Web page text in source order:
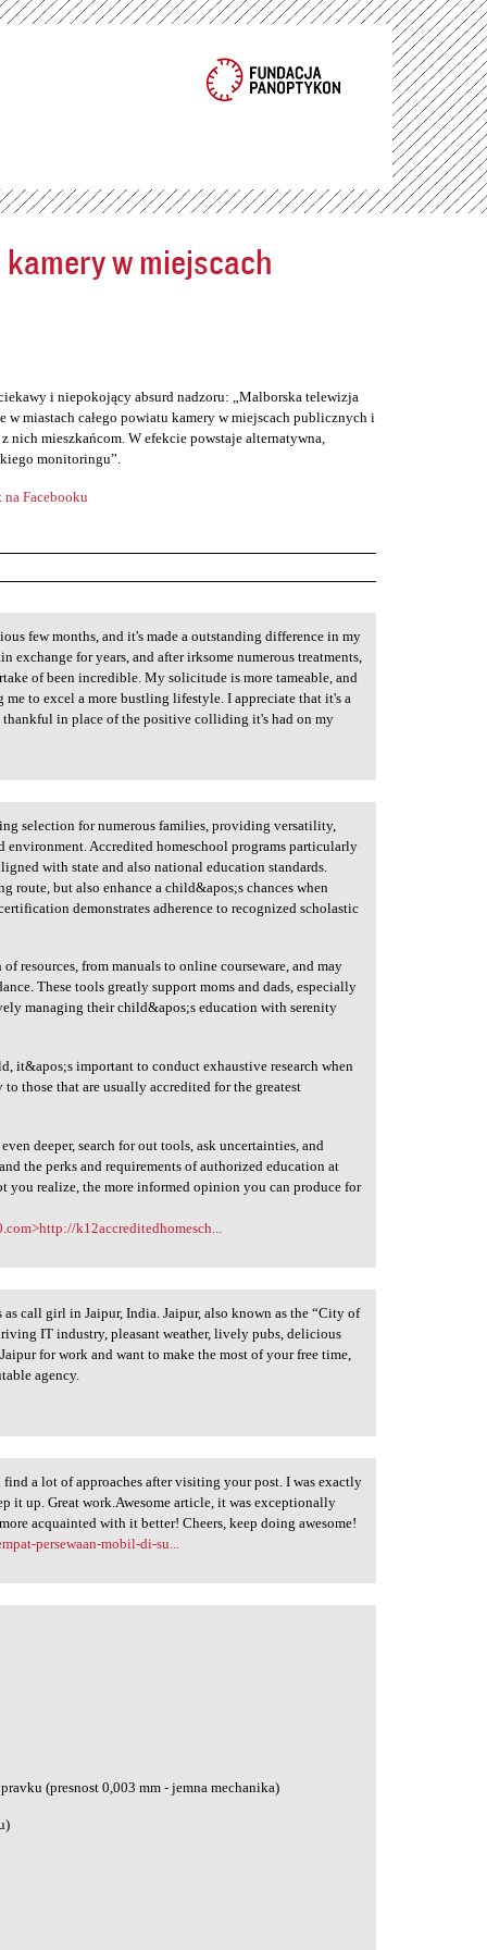
w miejscach
i niepokojący absurd nadzoru: „Malborska telewizja
w miastach całego powiatu kamery w miejscach publicznych i
nich mieszkańcom. W efekcie powstaje alternatywna,
monitoringu”.
Facebooku
few months, and it's made a outstanding difference in my
exchange for years, and after irksome numerous treatments,
of been incredible. My solicitude is more tameable, and
to excel a more bustling lifestyle. I appreciate that it's a
in place of the positive colliding it's had on my
selection for numerous families, providing versatility,
Accredited homeschool programs particularly
with state and also national education standards.
route, but also enhance a child&apos;s chances when
demonstrates adherence to recognized scholastic
resources, from manuals to online courseware, and may
These tools greatly support moms and dads, especially
managing their child&apos;s education with serenity
it&apos;s important to conduct exhaustive research when
those that are usually accredited for the greatest
deeper, search for out tools, ask uncertainties, and
the perks and requirements of authorized education at
you realize, the more informed opinion you can produce for
k12accreditedhomesch...
call girl in Jaipur, India. Jaipur, also known as the “City of
IT industry, pleasant weather, lively pubs, delicious
for work and want to make the most of your free time,
agency.
a lot of approaches after visiting your post. I was exactly
it up. Great work.Awesome article, it was exceptionally
acquainted with it better! Cheers, keep doing awesome!
persewaan-mobil-di-su...
(presnost 0,003 mm - jemna mechanika)